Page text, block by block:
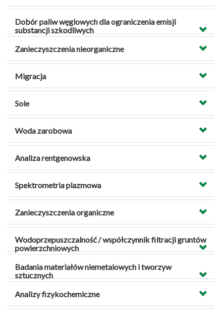
Dobór paliw węglowych dla ograniczenia emisji
substancji szkodliwych
Zanieczyszczenia nieorganiczne
Migracja
Sole
Woda zarobowa
Analiza rentgenowska
Spektrometria plazmowa
Zanieczyszczenia organiczne
Wodoprzepuszczalność / współczynnik filtracji gruntów
powierzchniowych
Badania materiałów niemetalowych i tworzyw
sztucznych
Analizy fizykochemiczne